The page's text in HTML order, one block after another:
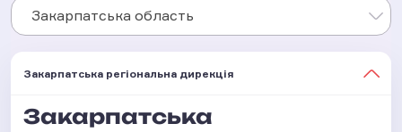
Закарпатська область
Закарпатська регіональна дирекція
Закарпатська